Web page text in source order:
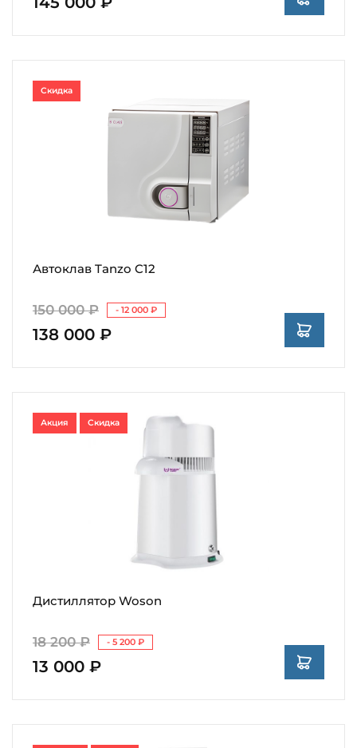
Автоклав Tanzo C12
150 000 ₽ - 12 000 ₽
138 000 ₽
Скидка
Дистиллятор Woson
18 200 ₽ - 5 200 ₽
13 000 ₽
Акция Скидка